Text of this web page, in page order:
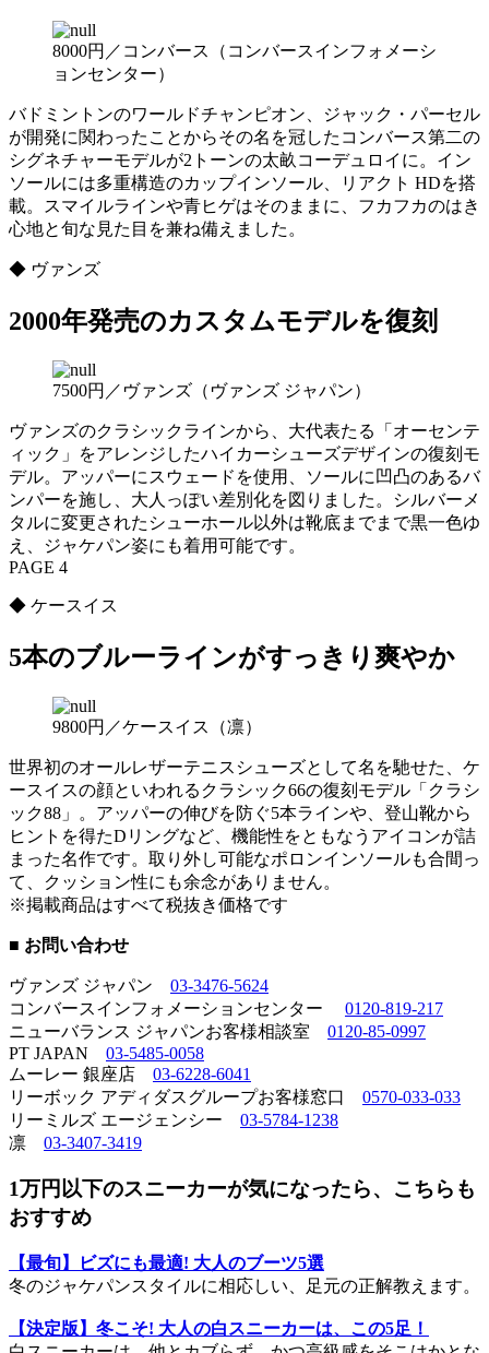
8000円／コンバース（コンバースインフォメーシ
ョンセンター）
バドミントンのワールドチャンピオン、ジャック・パーセル
が開発に関わったことからその名を冠したコンバース第二の
シグネチャーモデルが2トーンの太畝コーデュロイに。イン
ソールには多重構造のカップインソール、リアクト HDを搭
載。スマイルラインや青ヒゲはそのままに、フカフカのはき
心地と旬な見た目を兼ね備えました。
◆ ヴァンズ
2000年発売のカスタムモデルを復刻
7500円／ヴァンズ（ヴァンズ ジャパン）
ヴァンズのクラシックラインから、大代表たる「オーセンテ
ィック」をアレンジしたハイカーシューズデザインの復刻モ
デル。アッパーにスウェードを使用、ソールに凹凸のあるバ
ンパーを施し、大人っぽい差別化を図りました。シルバーメ
タルに変更されたシューホール以外は靴底までまで黒一色ゆ
え、ジャケパン姿にも着用可能です。
PAGE 4
◆ ケースイス
5本のブルーラインがすっきり爽やか
9800円／ケースイス（凛）
世界初のオールレザーテニスシューズとして名を馳せた、ケ
ースイスの顔といわれるクラシック66の復刻モデル「クラシ
ック88」。アッパーの伸びを防ぐ5本ラインや、登山靴から
ヒントを得たDリングなど、機能性をともなうアイコンが詰
まった名作です。取り外し可能なポロンインソールも合間っ
て、クッション性にも余念がありません。
※掲載商品はすべて税抜き価格です
■ お問い合わせ
ヴァンズ ジャパン 03-3476-5624
コンバースインフォメーションセンター 0120-819-217
ニューバランス ジャパンお客様相談室 0120-85-0997
PT JAPAN 03-5485-0058
ムーレー 銀座店 03-6228-6041
リーボック アディダスグループお客様窓口 0570-033-033
リーミルズ エージェンシー 03-5784-1238
凛 03-3407-3419
1万円以下のスニーカーが気になったら、こちらも
おすすめ
【最旬】ビズにも最適! 大人のブーツ5選
冬のジャケパンスタイルに相応しい、足元の正解教えます。
【決定版】冬こそ! 大人の白スニーカーは、この5足！